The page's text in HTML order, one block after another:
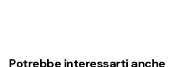
Potrebbe interessarti anche